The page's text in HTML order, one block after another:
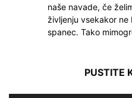
naše navade, če
življenju vsekakor
spanec. Tako
PUSTITE